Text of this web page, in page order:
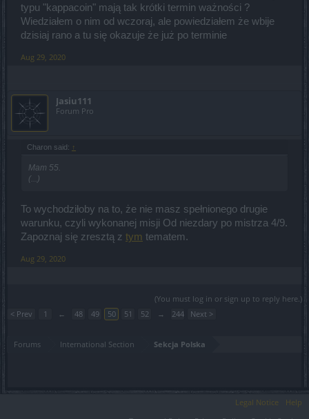
typu "kappacoin" mają tak krótki termin ważności ?
Wiedziałem o nim od wczoraj, ale powiedziałem że wbije
dzisiaj rano a tu się okazuje że już po terminie
Aug 29, 2020
Jasiu111
Forum Pro
Charon said: ↑
Mam 55.
(...)
To wychodziłoby na to, że nie masz spełnionego drugie
warunku, czyli wykonanej misji Od niezdary po mistrza 4/9.
Zapoznaj się zresztą z tym tematem.
Aug 29, 2020
(You must log in or sign up to reply here.)
< Prev
1 ← 48 49 50 51 52 → 244 Next >
Forums International Section Sekcja Polska
Legal Notice
Help